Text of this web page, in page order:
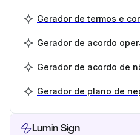
Gerador de termos e
Gerador de acordo
Gerador de acordo de
Gerador de plano de
Lumin Sign